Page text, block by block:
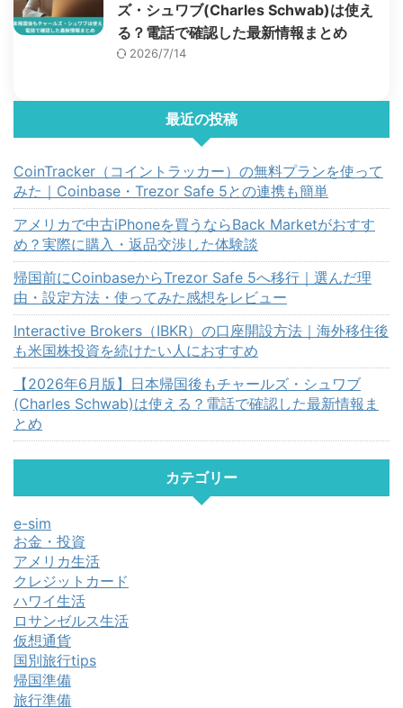
ズ・シュワブ(Charles Schwab)は使え
る？電話で確認した最新情報まとめ
2026/7/14
最近の投稿
CoinTracker（コイントラッカー）の無料プランを使って
みた｜Coinbase・Trezor Safe 5との連携も簡単
アメリカで中古iPhoneを買うならBack Marketがおすす
め？実際に購入・返品交渉した体験談
帰国前にCoinbaseからTrezor Safe 5へ移行｜選んだ理
由・設定方法・使ってみた感想をレビュー
Interactive Brokers（IBKR）の口座開設方法｜海外移住後
も米国株投資を続けたい人におすすめ
【2026年6月版】日本帰国後もチャールズ・シュワブ
(Charles Schwab)は使える？電話で確認した最新情報ま
とめ
カテゴリー
e-sim
お金・投資
アメリカ生活
クレジットカード
ハワイ生活
ロサンゼルス生活
仮想通貨
国別旅行tips
帰国準備
旅行準備